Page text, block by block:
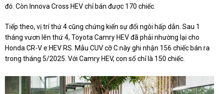
đó. Còn Innova Cross HEV chỉ bán được 170 chiếc.
Tiếp theo, vị trí thứ 4 cũng chứng kiến sự đổi ngôi hấp dẫn. Sau 1
tháng vươn lên thứ 4, Toyota Camry HEV đã phải nhường lại cho
Honda CR-V e:HEV RS. Mẫu CUV cỡ C này ghi nhận 156 chiếc bán ra
trong tháng 5/2025. Với Camry HEV, con số chỉ là 150 chiếc.